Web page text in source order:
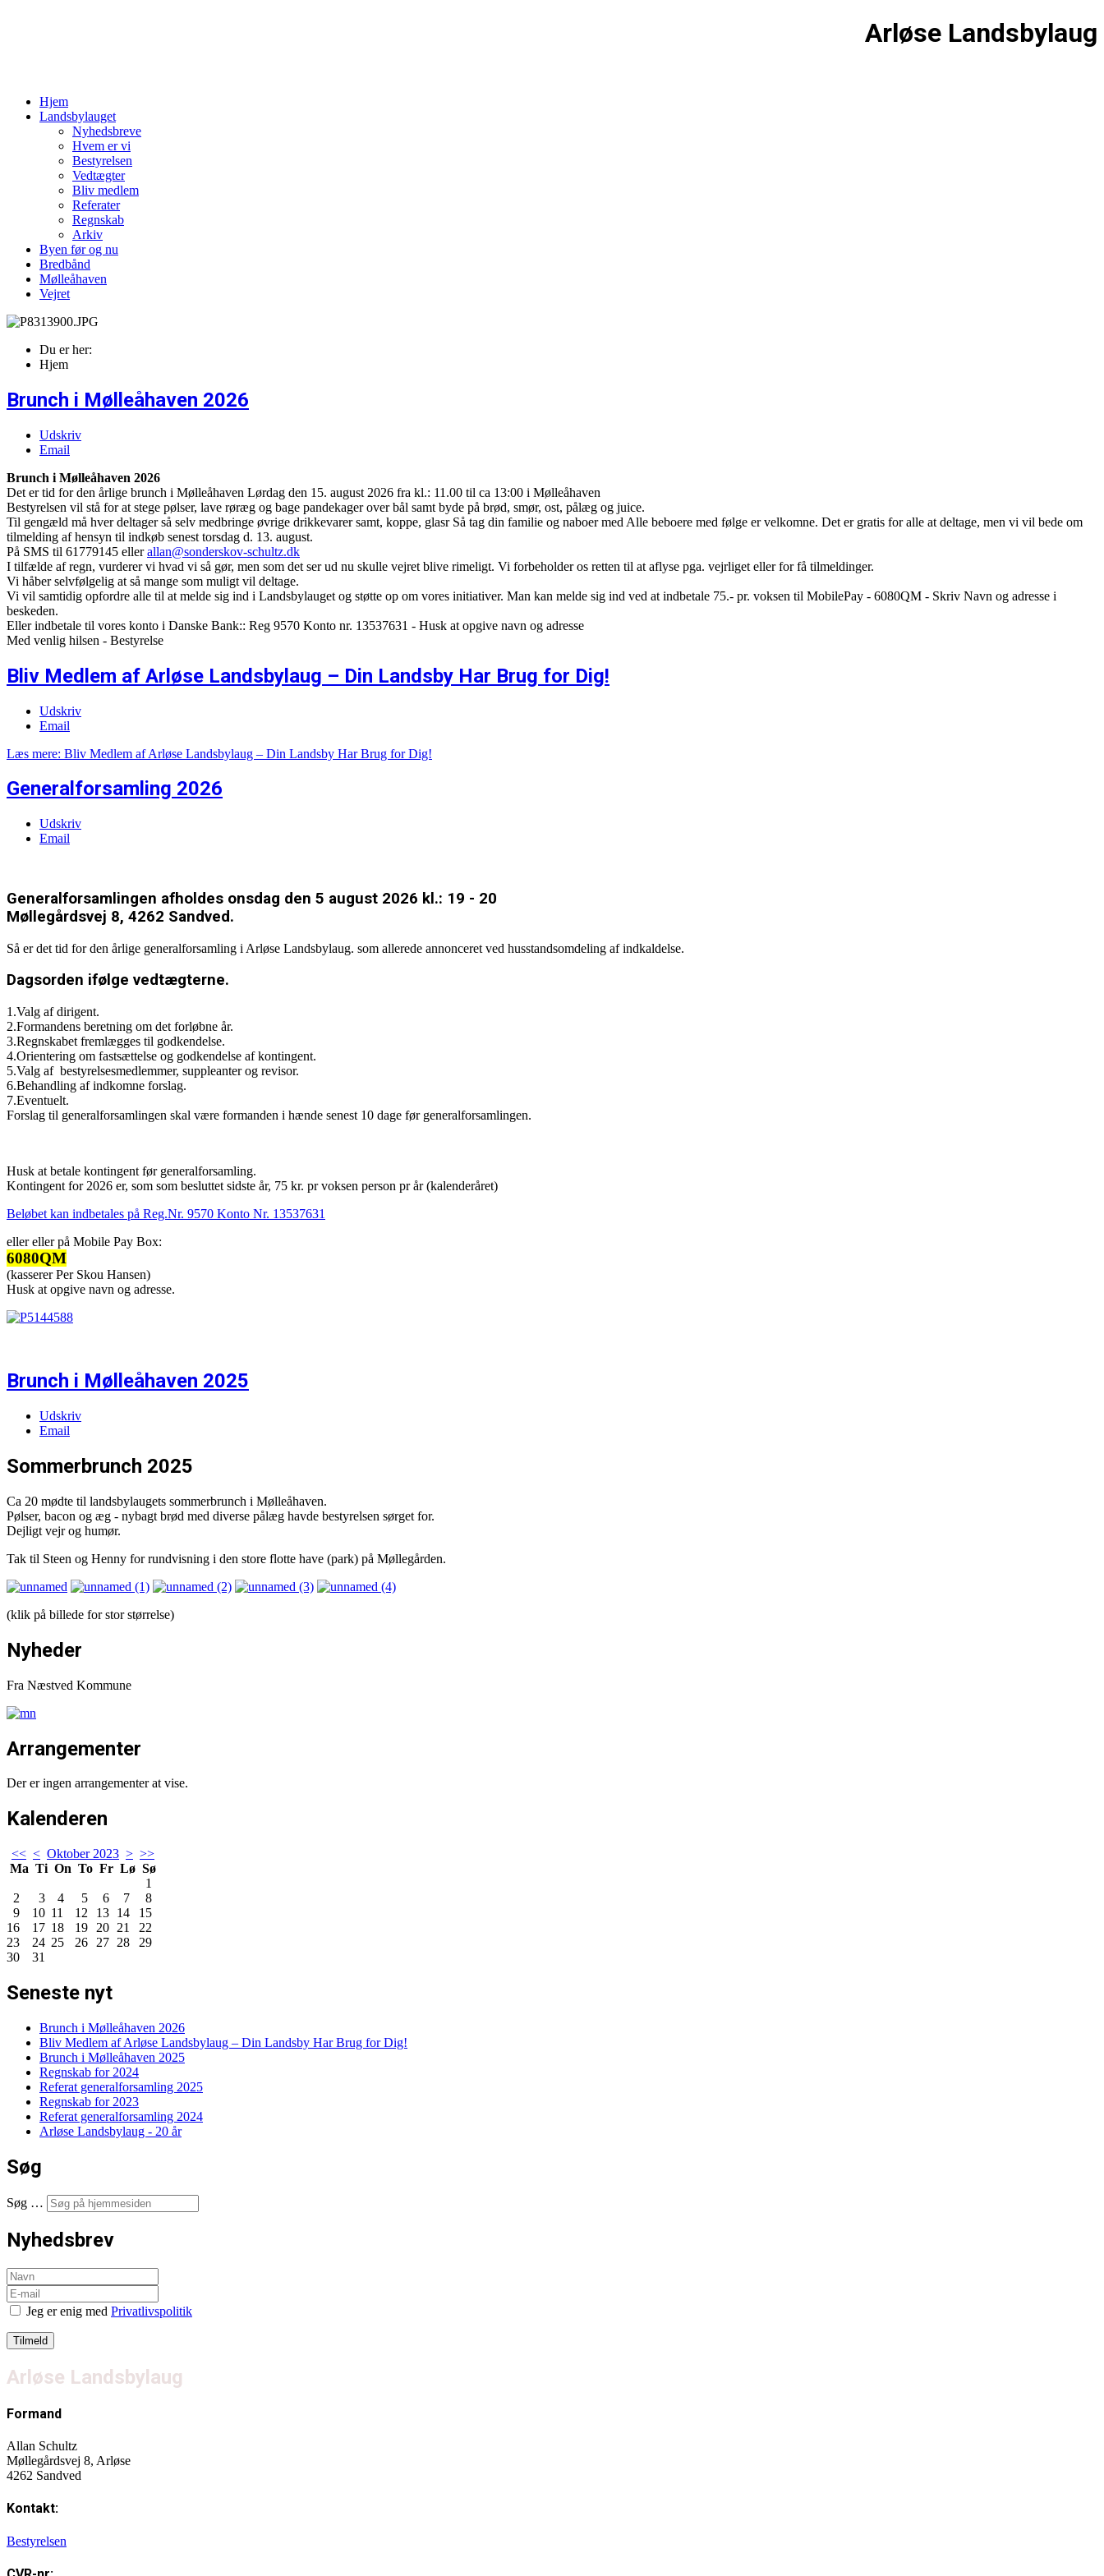
Arløse Landsbylaug
Hjem
Landsbylauget
Nyhedsbreve
Hvem er vi
Bestyrelsen
Vedtægter
Bliv medlem
Referater
Regnskab
Arkiv
Byen før og nu
Bredbånd
Mølleåhaven
Vejret
Du er her:
Hjem
Brunch i Mølleåhaven 2026
Udskriv
Email
Brunch i Mølleåhaven 2026
Det er tid for den årlige brunch i Mølleåhaven Lørdag den 15. august 2026 fra kl.: 11.00 til ca 13:00 i Mølleåhaven
Bestyrelsen vil stå for at stege pølser, lave røræg og bage pandekager over bål samt byde på brød, smør, ost, pålæg og juice.
Til gengæld må hver deltager så selv medbringe øvrige drikkevarer samt, koppe, glasr Så tag din familie og naboer med Alle beboere med følge er velkomne. Det er gratis for alle at deltage, men vi vil bede om
tilmelding af hensyn til indkøb senest torsdag d. 13. august.
På SMS til 61779145 ellerallan@sonderskov-schultz.dk
I tilfælde af regn, vurderer vi hvad vi så gør, men som det ser ud nu skulle vejret blive rimeligt. Vi forbeholder os retten til at aflyse pga. vejrliget eller for få tilmeldinger.
Vi håber selvfølgelig at så mange som muligt vil deltage.
Vi vil samtidig opfordre alle til at melde sig ind i Landsbylauget og støtte op om vores initiativer. Man kan melde sig ind ved at indbetale 75.- pr. voksen til MobilePay - 6080QM - Skriv Navn og adresse i
beskeden.
Eller indbetale til vores konto i Danske Bank:: Reg 9570 Konto nr. 13537631 - Husk at opgive navn og adresse
Med venlig hilsen - Bestyrelse
Bliv Medlem af Arløse Landsbylaug – Din Landsby Har Brug for Dig!
Udskriv
Email
Læs mere: Bliv Medlem af Arløse Landsbylaug – Din Landsby Har Brug for Dig!
Generalforsamling 2026
Udskriv
Email
Generalforsamlingen afholdes onsdag den 5 august 2026 kl.: 19 - 20
Møllegårdsvej 8, 4262 Sandved.
Så er det tid for den årlige generalforsamling i Arløse Landsbylaug. som allerede annonceret ved husstandsomdeling af indkaldelse.
Dagsorden ifølge vedtægterne.
1.Valg af dirigent.
2.Formandens beretning om det forløbne år.
3.Regnskabet fremlægges til godkendelse.
4.Orientering om fastsættelse og godkendelse af kontingent.
5.Valg af bestyrelsesmedlemmer, suppleanter og revisor.
6.Behandling af indkomne forslag.
7.Eventuelt.
Forslag til generalforsamlingen skal være formanden i hænde senest 10 dage før generalforsamlingen.
Husk at betale kontingent før generalforsamling.
Kontingent for 2026 er, som som besluttet sidste år, 75 kr. pr voksen person pr år (kalenderåret)
Beløbet kan indbetales på Reg.Nr. 9570 Konto Nr. 13537631
eller eller på Mobile Pay Box:
6080QM
(kasserer Per Skou Hansen)
Husk at opgive navn og adresse.
Brunch i Mølleåhaven 2025
Udskriv
Email
Sommerbrunch 2025
Ca 20 mødte til landsbylaugets sommerbrunch i Mølleåhaven.
Pølser, bacon og æg - nybagt brød med diverse pålæg havde bestyrelsen sørget for.
Dejligt vejr og humør.
Tak til Steen og Henny for rundvisning i den store flotte have (park) på Møllegården.
(klik på billede for stor størrelse)
Nyheder
Fra Næstved Kommune
Arrangementer
Der er ingen arrangementer at vise.
Kalenderen
<< < Oktober 2023 > >>
Ma Ti On To Fr Lø Sø
1
2
3 4 5 6 7
8
9
10 11 12 13 14
15
16
17 18 19 20 21
22
23
24 25 26 27 28
29
30
31
Seneste nyt
Brunch i Mølleåhaven 2026
Bliv Medlem af Arløse Landsbylaug – Din Landsby Har Brug for Dig!
Brunch i Mølleåhaven 2025
Regnskab for 2024
Referat generalforsamling 2025
Regnskab for 2023
Referat generalforsamling 2024
Arløse Landsbylaug - 20 år
Søg
Søg …
Nyhedsbrev
Jeg er enig med Privatlivspolitik
Arløse Landsbylaug
Formand
Allan Schultz
Møllegårdsvej 8, Arløse
4262 Sandved
Kontakt:
Bestyrelsen